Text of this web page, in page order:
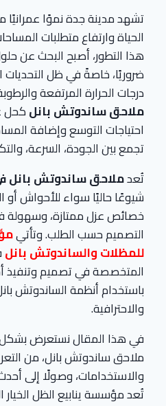
تشهد مدينة جدة نموًا
الحياة وارتفاع متطلبات
هذا التطور، أصبح البحث عن
ضروريًا، خاصةً في ظل التحديات
درجات الحرارة المرتفعة
ملاحق ساندوتش بانلكحل
احتياجات التوسع وإضافة
تجمع بين الجودة، السرعة،
تُعدملاحق ساندوتش بانل
شيوعًا حاليًا سواء للأحواش أو
خصائص عزل ممتازة، وسهولة
التصميم حسب الطلب. وتأتي
للمظلات والساندوتش بانل
المتخصصة في تصميم وتنفيذ
باستخدام أنظمة الساندوتش
والاحترافية.
في هذا المقال نستعرض
ملاحق ساندوتش بانل، من
والاستخدامات، وصولًا إلى
تُعد مؤسسة ينابيع الظل